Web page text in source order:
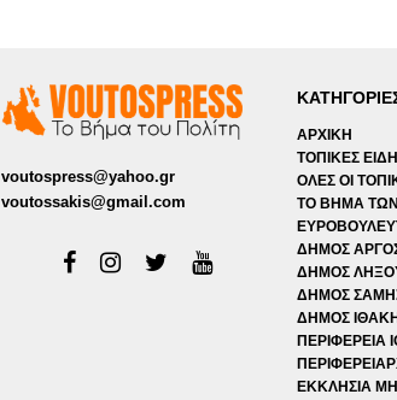
voutospress@yahoo.gr
voutossakis@gmail.com
ΑΡΧΙΚΗ
ΤΟΠΙΚΕΣ
ΟΛΕΣ ΟΙ
ΤΟ ΒΗΜΑ
ΔΗΜΟΣ
ΔΗΜΟΣ
ΔΗΜΟΣ
ΔΗΜΟΣ
ΠΕΡΙΦΕΡΕΙΑ
ΕΚΚΛΗΣΙΑ